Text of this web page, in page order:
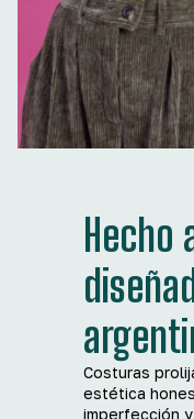
Hecho
Costuras
estética
imperfección